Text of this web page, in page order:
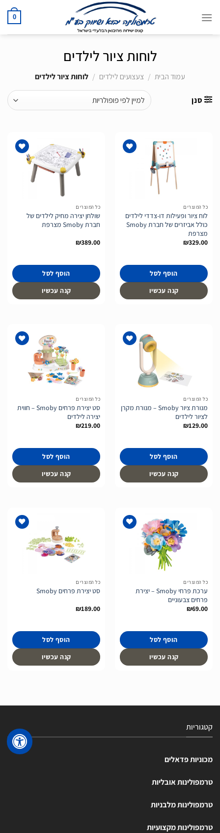
0
לוחות ציור לילדים
עמוד הבית / צעצועים לילדים / לוחות ציור לילדים
סנן
כל המוצרים
לוח ציור ופעילות דו-צדדי לילדים
כולל אביזרים של חברת Smoby
מצרפת
₪329.00
הוסף לסל
קנה עכשיו
כל המוצרים
שולחן יצירה מחיק לילדים של
חברת Smoby מצרפת
₪389.00
הוסף לסל
קנה עכשיו
כל המוצרים
מנורת ציור Smoby – מנורת מקרן
לציור לילדים
₪129.00
הוסף לסל
קנה עכשיו
כל המוצרים
סט יצירת פרחים Smoby – חווית
יצירה לילדים
₪219.00
הוסף לסל
קנה עכשיו
כל המוצרים
ערכת פרחי Smoby – יצירת
פרחים צבעוניים
₪69.00
הוסף לסל
קנה עכשיו
כל המוצרים
סט יצירת פרחים Smoby
₪189.00
הוסף לסל
קנה עכשיו
קטגוריות
מכוניות פדאלים
טרמפולינות אובליות
טרמפולינות מלבניות
טרמפולינות מקצועיות